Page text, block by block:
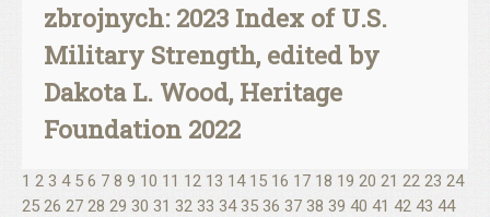
zbrojnych: 2023 Index of U.S.
Military Strength, edited by
Dakota L. Wood, Heritage
Foundation 2022
1 2 3 4 5 6 7 8 9 10 11 12 13 14 15 16 17 18 19 20 21 22 23 24
25 26 27 28 29 30 31 32 33 34 35 36 37 38 39 40 41 42 43 44